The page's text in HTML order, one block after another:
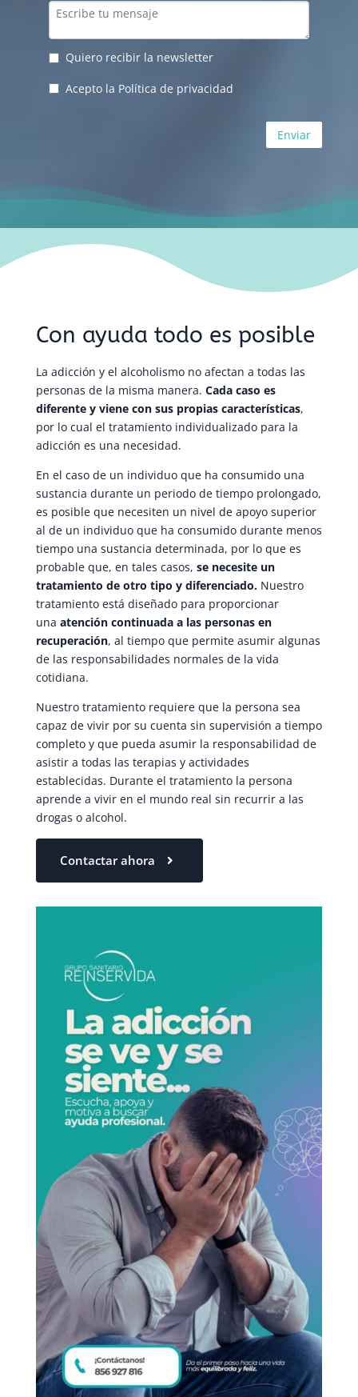
Con ayuda todo es posible
La adicción y el alcoholismo no afectan a todas las
personas de la misma manera. Cada caso es
diferente y viene con sus propias características,
por lo cual el tratamiento individualizado para la
adicción es una necesidad.
En el caso de un individuo que ha consumido una
sustancia durante un periodo de tiempo prolongado,
es posible que necesiten un nivel de apoyo superior
al de un individuo que ha consumido durante menos
tiempo una sustancia determinada, por lo que es
probable que, en tales casos, se necesite un
tratamiento de otro tipo y diferenciado.Nuestro
tratamiento está diseñado para proporcionar
una atención continuada a las personas en
recuperación, al tiempo que permite asumir algunas
de las responsabilidades normales de la vida
cotidiana.
Nuestro tratamiento requiere que la persona sea
capaz de vivir por su cuenta sin supervisión a tiempo
completo y que pueda asumir la responsabilidad de
asistir a todas las terapias y actividades
establecidas. Durante el tratamiento la persona
aprende a vivir en el mundo real sin recurrir a las
drogas o alcohol.
Contactar ahora